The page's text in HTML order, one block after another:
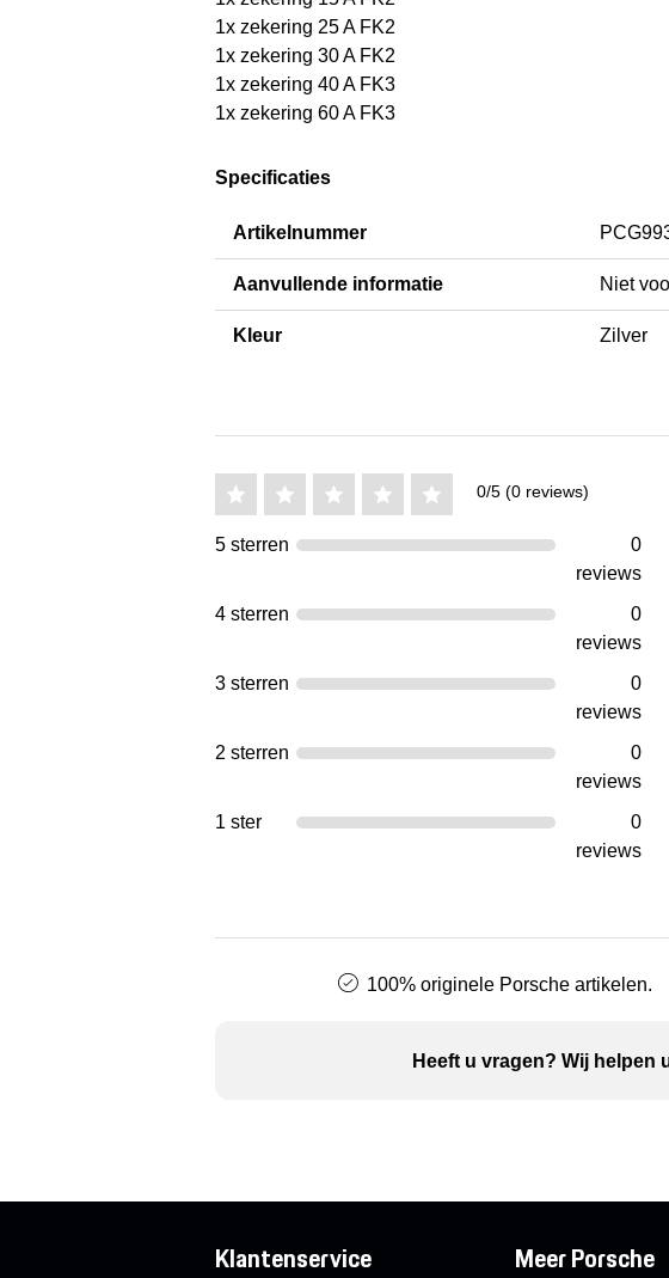
1x zekering 25 A FK2
1x zekering 30 A FK2
1x zekering 40 A FK3
1x zekering 60 A FK3
Specificaties
Artikelnummer
Aanvullende informatie Niet
Kleur Zilver
0/5 (0 reviews)
5 sterren
0
reviews
4 sterren
0
reviews
3 sterren
0
reviews
2 sterren
0
reviews
1 ster
0
reviews
100% originele Porsche artikelen.
Heeft u vragen? Wij helpen
Klantenservice Meer Porsche